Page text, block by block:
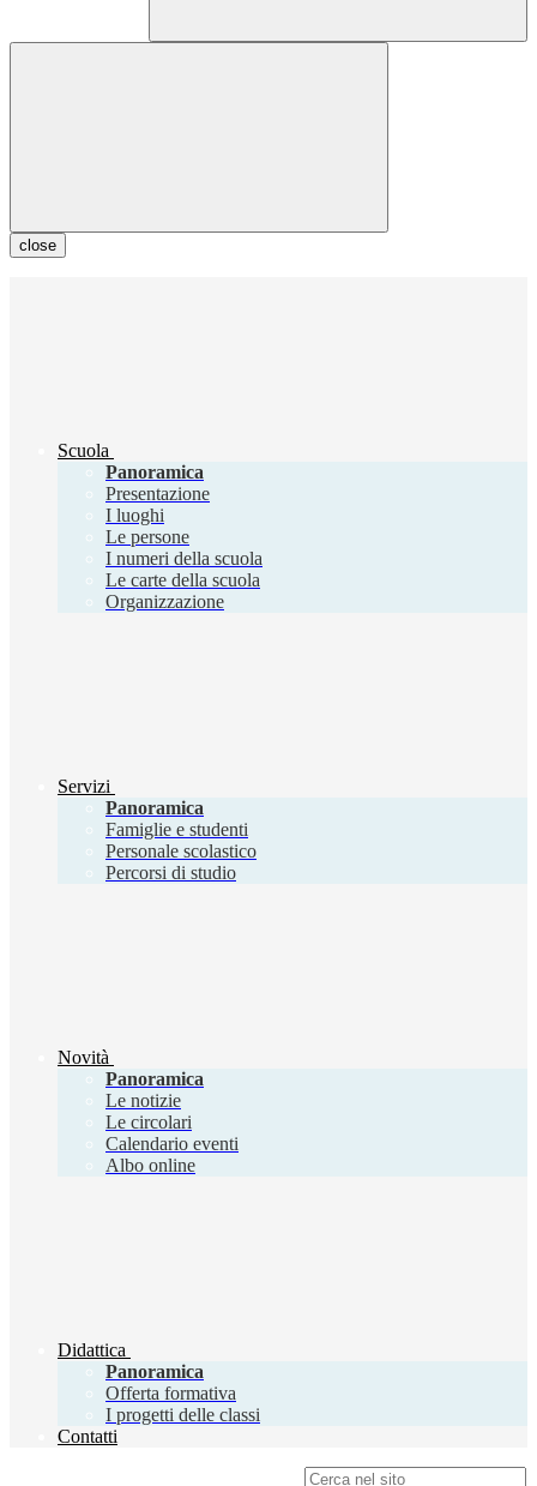
close
Scuola
Panoramica
Presentazione
I luoghi
Le persone
I numeri della scuola
Le carte della scuola
Organizzazione
Servizi
Panoramica
Famiglie e studenti
Personale scolastico
Percorsi di studio
Novità
Panoramica
Le notizie
Le circolari
Calendario eventi
Albo online
Didattica
Panoramica
Offerta formativa
I progetti delle classi
Contatti